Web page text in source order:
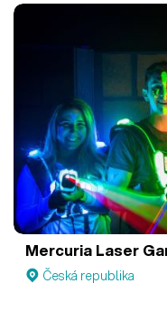
Mercuria Laser
Česká republika